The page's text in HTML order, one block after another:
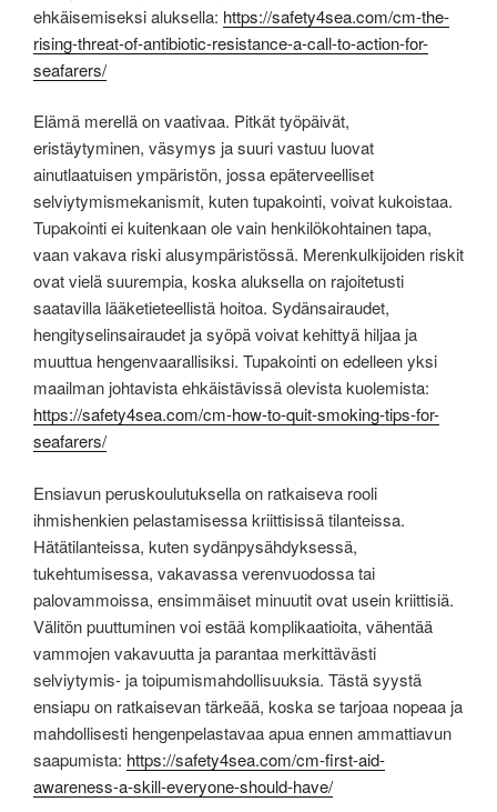
ehkäisemiseksi aluksella: https://safety4sea.com/cm-the-
rising-threat-of-antibiotic-resistance-a-call-to-action-for-
seafarers/
Elämä merellä on vaativaa. Pitkät työpäivät,
eristäytyminen, väsymys ja suuri vastuu luovat
ainutlaatuisen ympäristön, jossa epäterveelliset
selviytymismekanismit, kuten tupakointi, voivat kukoistaa.
Tupakointi ei kuitenkaan ole vain henkilökohtainen tapa,
vaan vakava riski alusympäristössä. Merenkulkijoiden riskit
ovat vielä suurempia, koska aluksella on rajoitetusti
saatavilla lääketieteellistä hoitoa. Sydänsairaudet,
hengityselinsairaudet ja syöpä voivat kehittyä hiljaa ja
muuttua hengenvaarallisiksi. Tupakointi on edelleen yksi
maailman johtavista ehkäistävissä olevista kuolemista:
https://safety4sea.com/cm-how-to-quit-smoking-tips-for-
seafarers/
Ensiavun peruskoulutuksella on ratkaiseva rooli
ihmishenkien pelastamisessa kriittisissä tilanteissa.
Hätätilanteissa, kuten sydänpysähdyksessä,
tukehtumisessa, vakavassa verenvuodossa tai
palovammoissa, ensimmäiset minuutit ovat usein kriittisiä.
Välitön puuttuminen voi estää komplikaatioita, vähentää
vammojen vakavuutta ja parantaa merkittävästi
selviytymis- ja toipumismahdollisuuksia. Tästä syystä
ensiapu on ratkaisevan tärkeää, koska se tarjoaa nopeaa ja
mahdollisesti hengenpelastavaa apua ennen ammattiavun
saapumista: https://safety4sea.com/cm-first-aid-
awareness-a-skill-everyone-should-have/